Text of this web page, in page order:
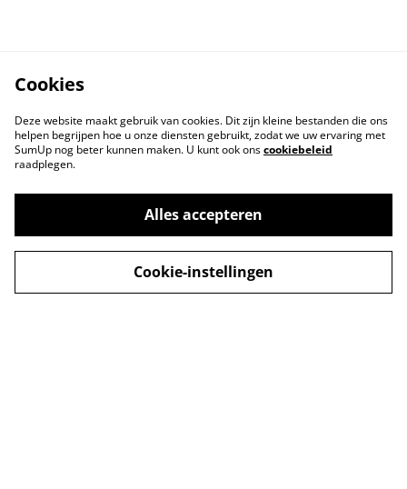
Cookies
Deze website maakt gebruik van cookies. Dit zijn kleine bestanden die ons
helpen begrijpen hoe u onze diensten gebruikt, zodat we uw ervaring met
SumUp nog beter kunnen maken. U kunt ook onscookiebeleid
raadplegen.
Alles accepteren
Cookie-instellingen